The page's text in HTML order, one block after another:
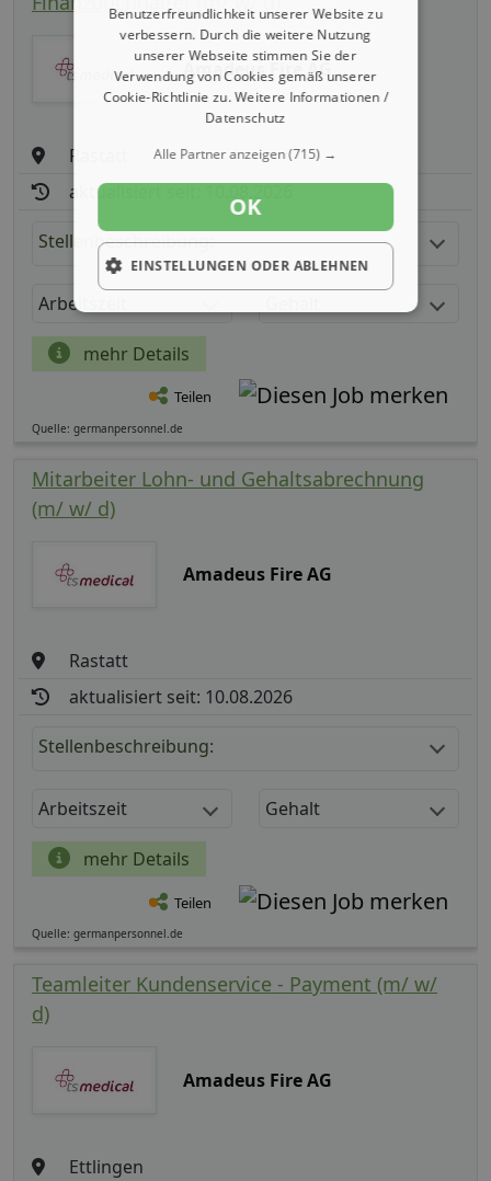
Amadeus Fire AG
Rastatt
aktualisiert seit: 10.08.2026
Stellenbeschreibung:
Arbeitszeit
mehr Details
Teilen
Quelle: germanpersonnel.de
Mitarbeiter Lohn- und Gehaltsabrechnung
(m/ w/ d)
Amadeus Fire AG
Rastatt
aktualisiert seit: 10.08.2026
Stellenbeschreibung:
Arbeitszeit Gehalt
mehr Details
Teilen
Quelle: germanpersonnel.de
Teamleiter Kundenservice - Payment (m/ w/
d)
Amadeus Fire AG
Ettlingen
Benutzerfreundlichkeit unserer Website zu
verbessern. Durch die weitere Nutzung
unserer Webseite stimmen Sie der
Verwendung von Cookies gemäß unserer
Cookie-Richtlinie zu.Weitere Informationen /
Datenschutz
Alle Partner anzeigen(715) →
OK
EINSTELLUNGEN ODER ABLEHNEN